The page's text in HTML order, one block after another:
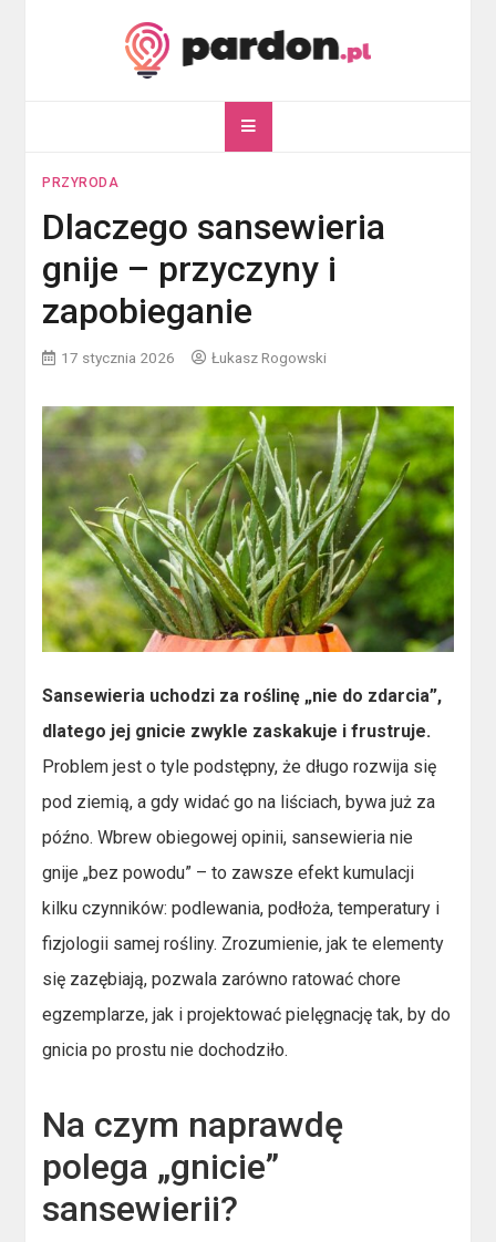
pardon.pl
PRZYRODA
Dlaczego sansewieria
gnije – przyczyny i
zapobieganie
17 stycznia 2026 Łukasz Rogowski
Sansewieria uchodzi za roślinę „nie do zdarcia”,
dlatego jej gnicie zwykle zaskakuje i frustruje.
Problem jest o tyle podstępny, że długo rozwija się
pod ziemią, a gdy widać go na liściach, bywa już za
późno. Wbrew obiegowej opinii, sansewieria nie
gnije „bez powodu” – to zawsze efekt kumulacji
kilku czynników: podlewania, podłoża, temperatury i
fizjologii samej rośliny. Zrozumienie, jak te elementy
się zazębiają, pozwala zarówno ratować chore
egzemplarze, jak i projektować pielęgnację tak, by do
gnicia po prostu nie dochodziło.
Na czym naprawdę
polega „gnicie”
sansewierii?